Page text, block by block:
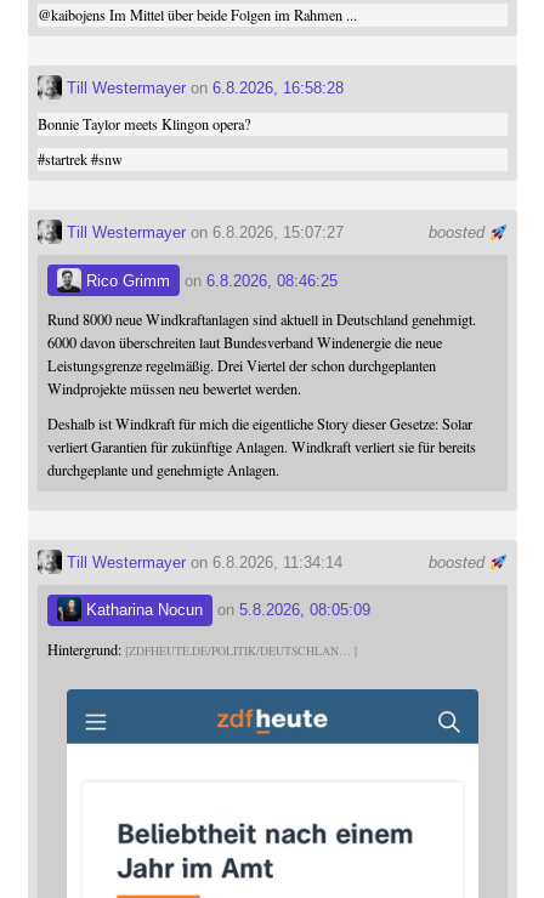
@kaibojensIm Mittel über beide Folgen im Rahmen ...
Till Westermayeron 6.8.2026, 16:58:28
Bonnie Taylor meets Klingon opera?
#startrek #snw
boosted
Till Westermayeron 6.8.2026, 15:07:27
Rico Grimm on 6.8.2026, 08:46:25
Rund 8000 neue Windkraftanlagen sind aktuell in Deutschland genehmigt.
6000 davon überschreiten laut Bundesverband Windenergie die neue
Leistungsgrenze regelmäßig. Drei Viertel der schon durchgeplanten
Windprojekte müssen neu bewertet werden.
Deshalb ist Windkraft für mich die eigentliche Story dieser Gesetze: Solar
verliert Garantien für zukünftige Anlagen. Windkraft verliert sie für bereits
durchgeplante und genehmigte Anlagen.
boosted
Till Westermayeron 6.8.2026, 11:34:14
Katharina Nocun on 5.8.2026, 08:05:09
Hintergrund: ZDFHEUTE.DE/POLITIK/DEUTSCHLAN